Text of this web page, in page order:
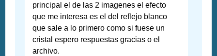
principal el de las 2 imagenes el efecto
que me interesa es el del reflejo blanco
que sale a lo primero como si fuese un
cristal espero respuestas gracias o el
archivo.